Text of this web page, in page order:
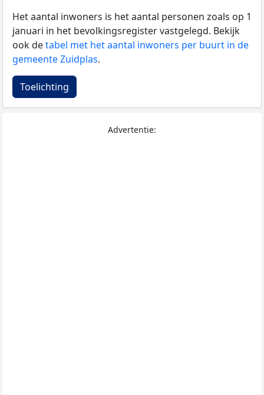
Het aantal inwoners is het aantal personen zoals op 1
januari in het bevolkingsregister vastgelegd. Bekijk
ook detabel met het aantal inwoners per buurt in de
gemeente Zuidplas.
Toelichting
Advertentie: